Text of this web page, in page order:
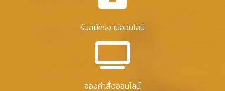
รับสมัครงานออนไลน์
จองคำสั่งออนไลน์